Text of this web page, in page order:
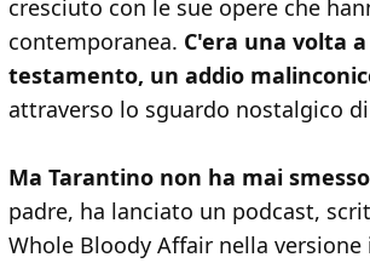
cresciuto con le sue opere che
contemporanea. C'era una volta
testamento, un addio
attraverso lo sguardo nostalgico
Ma Tarantino non ha mai
padre, ha lanciato un podcast,
Whole Bloody Affair nella